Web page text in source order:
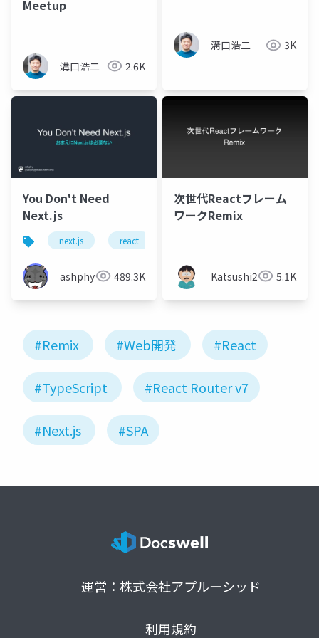
Meetup
溝口浩二 2.6K
溝口浩二 3K
You Don't Need
Next.js
next.js react
ashphy 489.3K
次世代Reactフレーム
ワークRemix
Katsushi21 5.1K
#Remix #Web開発 #React
#TypeScript #React Router v7
#Next.js #SPA
運営：株式会社アプルーシッド
利用規約